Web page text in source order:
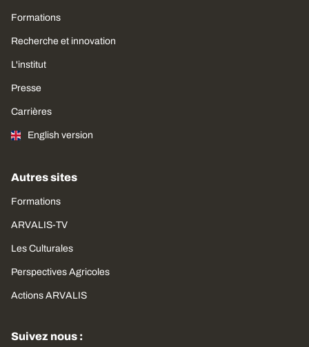
Formations
Recherche et innovation
L'institut
Presse
Carrières
English version
Autres sites
Formations
ARVALIS-TV
Les Culturales
Perspectives Agricoles
Actions ARVALIS
Suivez nous :